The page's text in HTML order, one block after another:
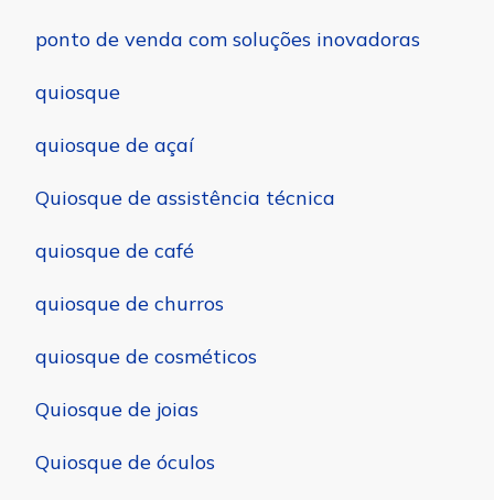
ponto de venda com soluções inovadoras
quiosque
quiosque de açaí
Quiosque de assistência técnica
quiosque de café
quiosque de churros
quiosque de cosméticos
Quiosque de joias
Quiosque de óculos